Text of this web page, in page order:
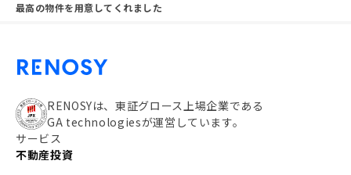
最高の物件を用意してくれました
RENOSYは、東証グロース上場企業である
GA technologiesが運営しています。
サービス
不動産投資